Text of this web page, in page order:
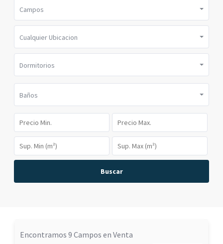
Campos
Cualquier Ubicacion
Dormitorios
Baños
Buscar
Encontramos 9 Campos en Venta